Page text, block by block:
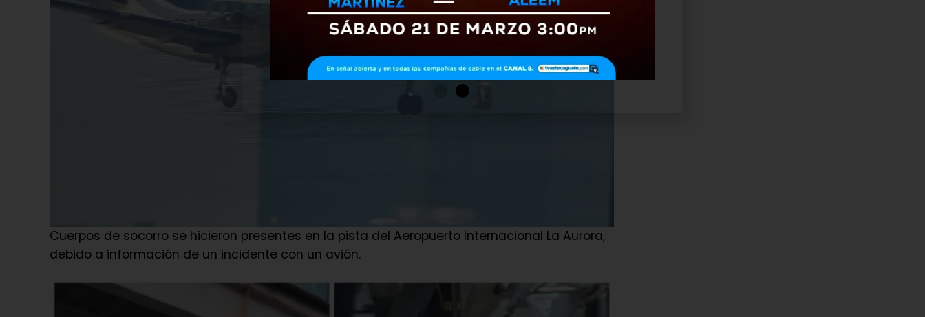
Cuerpos de socorro se hicieron presentes en la pista del Aeropuerto Internacional La Aurora,
debido a información de un incidente con un avión.